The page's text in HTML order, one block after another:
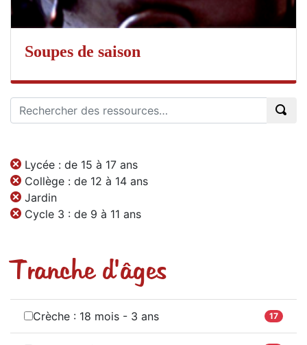
Soupes de saison
Lycée : de 15 à 17 ans
Collège : de 12 à 14 ans
Jardin
Cycle 3 : de 9 à 11 ans
Tranche d'âges
Crèche : 18 mois - 3 ans 17